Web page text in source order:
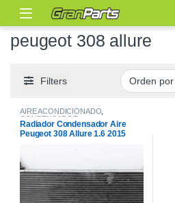
peugeot 308 allure
Filters
AIRE ACONDICIONADO
CONDENSADOR
Radiador Condensador Aire
Peugeot 308 Allure 1.6 2015